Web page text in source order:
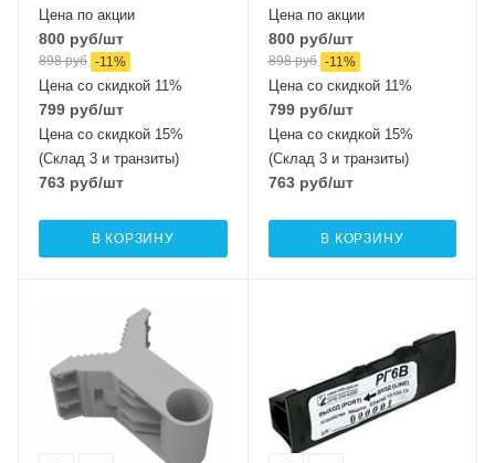
Цена по акции
800 руб/шт
898руб -11 %
Цена со скидкой 11%
799 руб/шт
Цена со скидкой 15%
(Склад 3 и транзиты)
763 руб/шт
В КОРЗИНУ
Цена по акции
800руб/шт
898руб -11 %
Цена со скидкой 11%
799руб/шт
Цена со скидкой 15%
(Склад 3 и транзиты)
763руб/шт
В КОРЗИНУ